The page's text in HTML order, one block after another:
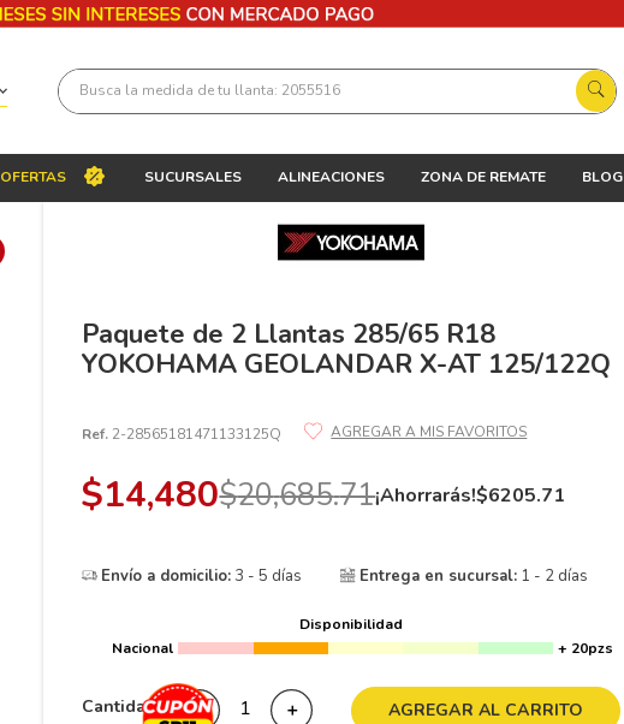
Busca la medida de tu llanta: 2055516
OFERTAS SUCURSALES ALINEACIONES ZONA DE REMATE BLOG
Paquete de 2 Llantas 285/65 R18
YOKOHAMA GEOLANDAR X-AT 125/122Q
Ref. 2-28565181471133125Q
$14,480$20,685.71¡Ahorrarás!$6205.71
Envío a domicilio:3 - 5 días Entrega en sucursal: 1 - 2 días
Disponibilidad
Nacional
+ 20pzs
Cantidad ＋
－ AGREGAR AL CARRITO
Términos más buscados
195 65 15